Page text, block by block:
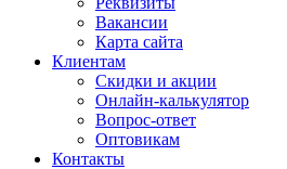
Вакансии
Карта сайта
Клиентам
Скидки и акции
Онлайн-калькулятор
Вопрос-ответ
Оптовикам
Контакты